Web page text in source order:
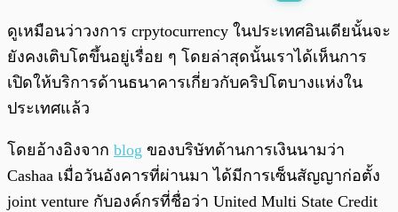
พร้อมเล่น 0:00 /0:00
ดูเหมือนว่าวงการ crpytocurrency ในประเทศอินเดียนั้นจะ
ยังคงเติบโตขึ้นอยู่เรื่อย ๆ โดยล่าสุดนั้นเราได้เห็นการ
เปิดให้บริการด้านธนาคารเกี่ยวกับคริปโตบางแห่งใน
ประเทศแล้ว
โดยอ้างอิงจาก blog ของบริษัทด้านการเงินนามว่า
Cashaa เมื่อวันอังคารที่ผ่านมา ได้มีการเซ็นสัญญาก่อตั้ง
joint venture กับองค์กรที่ชื่อว่า United Multi State Credit